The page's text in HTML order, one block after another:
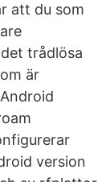
att du som
trådlösa
är
version